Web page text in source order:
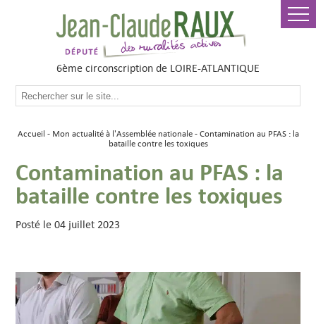
6ème circonscription de LOIRE-ATLANTIQUE
Accueil Mon actualité à l'Assemblée nationale
Contamination au PFAS : la
bataille contre les toxiques
Contamination au PFAS : la
bataille contre les toxiques
Posté le 04 juillet 2023